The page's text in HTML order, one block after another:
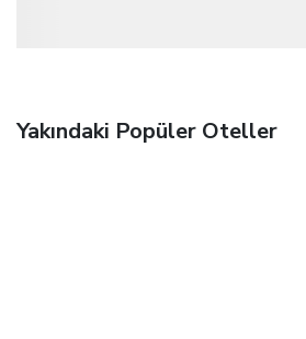
Yakındaki Popüler Oteller